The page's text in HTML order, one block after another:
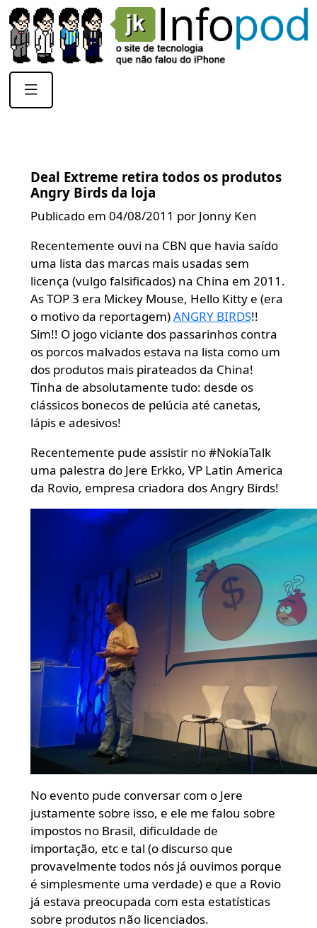
Deal Extreme retira todos os produtos
Angry Birds da loja
Publicado em 04/08/2011 por Jonny Ken
Recentemente ouvi na CBN que havia saído
uma lista das marcas mais usadas sem
licença (vulgo falsificados) na China em 2011.
As TOP 3 era Mickey Mouse, Hello Kitty e (era
o motivo da reportagem)ANGRY BIRDS!!
Sim!! O jogo viciante dos passarinhos contra
os porcos malvados estava na lista como um
dos produtos mais pirateados da China!
Tinha de absolutamente tudo: desde os
clássicos bonecos de pelúcia até canetas,
lápis e adesivos!
Recentemente pude assistir no #NokiaTalk
uma palestra do Jere Erkko, VP Latin America
da Rovio, empresa criadora dos Angry Birds!
No evento pude conversar com o Jere
justamente sobre isso, e ele me falou sobre
impostos no Brasil, dificuldade de
importação, etc e tal (o discurso que
provavelmente todos nós já ouvimos porque
é simplesmente uma verdade) e que a Rovio
já estava preocupada com esta estatísticas
sobre produtos não licenciados.